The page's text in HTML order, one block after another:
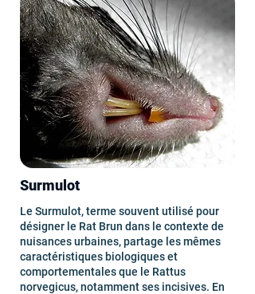
Surmulot
Le Surmulot, terme souvent utilisé pour
désigner le Rat Brun dans le contexte de
nuisances urbaines, partage les mêmes
caractéristiques biologiques et
comportementales que le Rattus
norvegicus, notamment ses incisives. En